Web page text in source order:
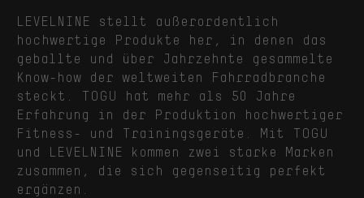
LEVELNINE stellt außerordentlich
hochwertige Produkte her, in denen das
geballte und über Jahrzehnte gesammelte
Know-how der weltweiten Fahrradbranche
steckt. TOGU hat mehr als 50 Jahre
Erfahrung in der Produktion hochwertiger
Fitness- und Trainingsgeräte. Mit TOGU
und LEVELNINE kommen zwei starke Marken
zusammen, die sich gegenseitig perfekt
ergänzen.